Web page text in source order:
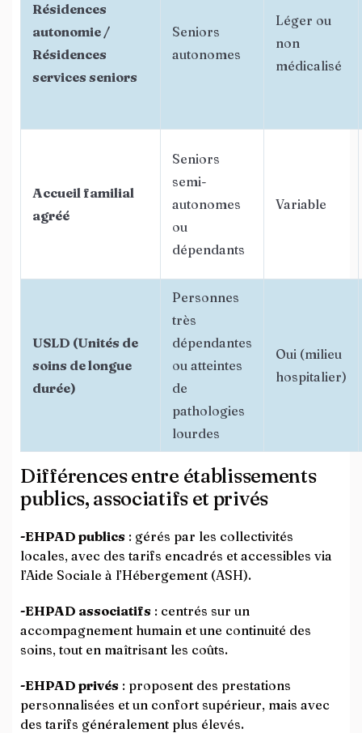
Résidences
autonomie /
Résidences
services seniors
Seniors
autonomes
Léger ou
non
médicalisé
Accueil familial
agréé
Seniors
semi-
autonomes
ou
dépendants
Variable
USLD (Unités de
soins de longue
durée)
Personnes
très
dépendantes
ou atteintes
de
pathologies
lourdes
Oui (milieu
hospitalier)
Différences entre établissements
publics, associatifs et privés
-EHPAD publics : gérés par les collectivités
locales, avec des tarifs encadrés et accessibles via
l’Aide Sociale à l’Hébergement (ASH).
-EHPAD associatifs : centrés sur un
accompagnement humain et une continuité des
soins, tout en maîtrisant les coûts.
-EHPAD privés : proposent des prestations
personnalisées et un confort supérieur, mais avec
des tarifs généralement plus élevés.